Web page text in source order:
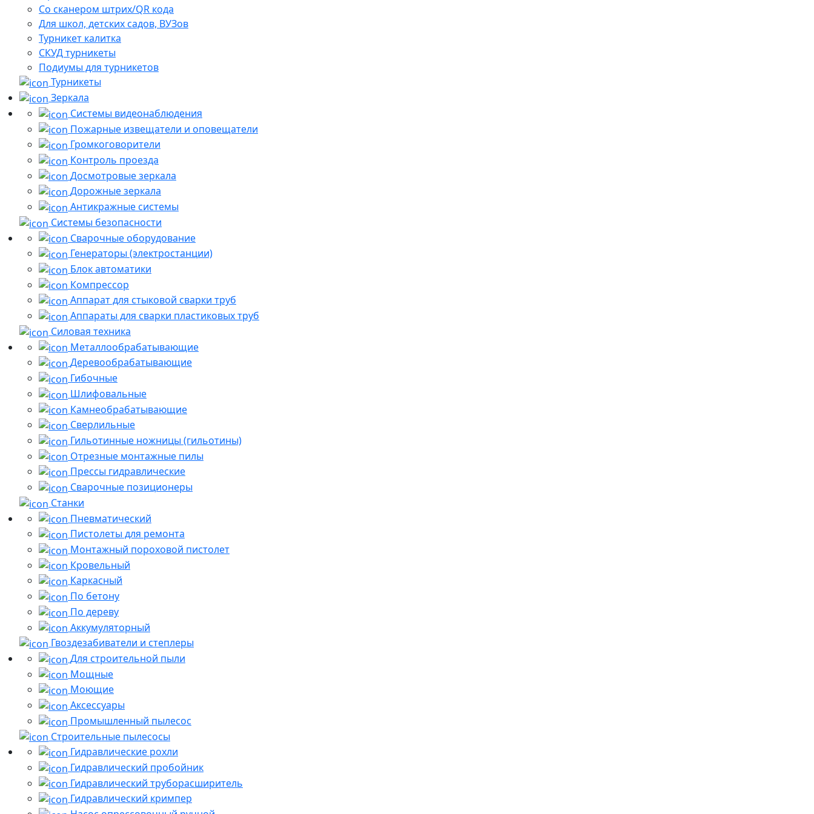
Со сканером штрих/QR кода
Для школ, детских садов, ВУЗов
Турникет калитка
СКУД турникеты
Подиумы для турникетов
Турникеты
Зеркала
Системы видеонаблюдения
Пожарные извещатели и оповещатели
Громкоговорители
Контроль проезда
Досмотровые зеркала
Дорожные зеркала
Антикражные системы
Системы безопасности
Сварочные оборудование
Генераторы (электростанции)
Блок автоматики
Компрессор
Аппарат для стыковой сварки труб
Аппараты для сварки пластиковых труб
Силовая техника
Металлообрабатывающие
Деревообрабатывающие
Гибочные
Шлифовальные
Камнеобрабатывающие
Сверлильные
Гильотинные ножницы (гильотины)
Отрезные монтажные пилы
Прессы гидравлические
Сварочные позиционеры
Станки
Пневматический
Пистолеты для ремонта
Монтажный пороховой пистолет
Кровельный
Каркасный
По бетону
По дереву
Аккумуляторный
Гвоздезабиватели и степлеры
Для строительной пыли
Мощные
Моющие
Аксессуары
Промышленный пылесос
Строительные пылесосы
Гидравлические рохли
Гидравлический пробойник
Гидравлический труборасширитель
Гидравлический кримпер